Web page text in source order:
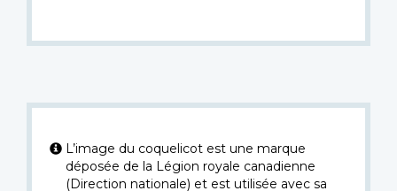
L’image du coquelicot est une marque
déposée de la Légion royale canadienne
(Direction nationale) et est utilisée avec sa